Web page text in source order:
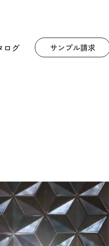
ログ サンプル請求